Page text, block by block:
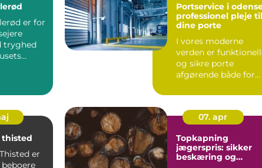
er for
tryghed
Portservice i
professionel pleje til
dine porte
I vores moderne
verden er
og sikre porte
afgørende både for
virksomh...
thisted
er
07. apr
Topkapning
jægerspris: sikker
beskæring og